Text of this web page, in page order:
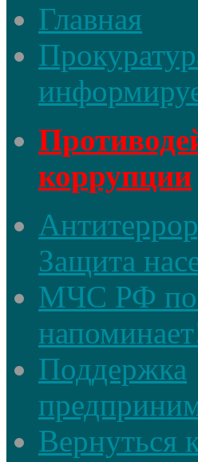
Главная
коррупции
Защита
МЧС РФ
Поддержка
Вернуться